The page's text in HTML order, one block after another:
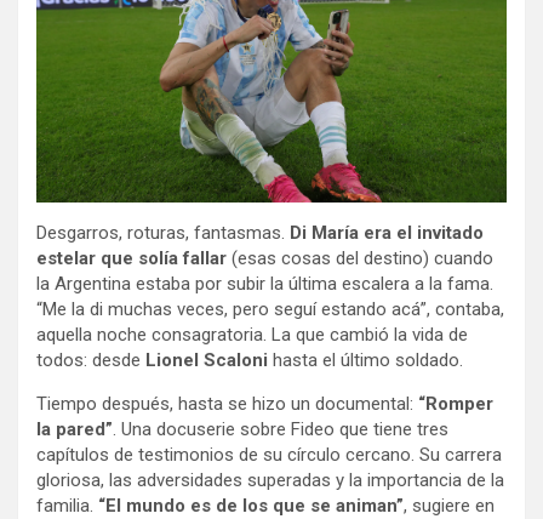
Desgarros, roturas, fantasmas. Di María era el invitado
estelar que solía fallar (esas cosas del destino) cuando
la Argentina estaba por subir la última escalera a la fama.
“Me la di muchas veces, pero seguí estando acá”, contaba,
aquella noche consagratoria. La que cambió la vida de
todos: desde Lionel Scaloni hasta el último soldado.
Tiempo después, hasta se hizo un documental: “Romper
la pared”. Una docuserie sobre Fideo que tiene tres
capítulos de testimonios de su círculo cercano. Su carrera
gloriosa, las adversidades superadas y la importancia de la
familia. “El mundo es de los que se animan”, sugiere en